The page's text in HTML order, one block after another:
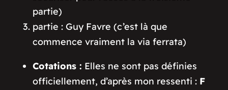
partie)
partie : Guy Favre (c’est là que
commence vraiment la via ferrata)
Cotations : Elles ne sont pas définies
officiellement, d’après mon ressenti : F